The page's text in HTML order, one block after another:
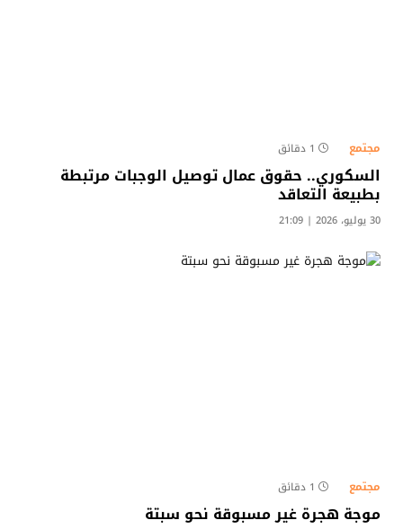
مجتمع 1 دقائق
السكوري.. حقوق عمال توصيل الوجبات مرتبطة
بطبيعة التعاقد
30 يوليو، 2026 | 21:09
مجتمع 1 دقائق
موجة هجرة غير مسبوقة نحو سبتة